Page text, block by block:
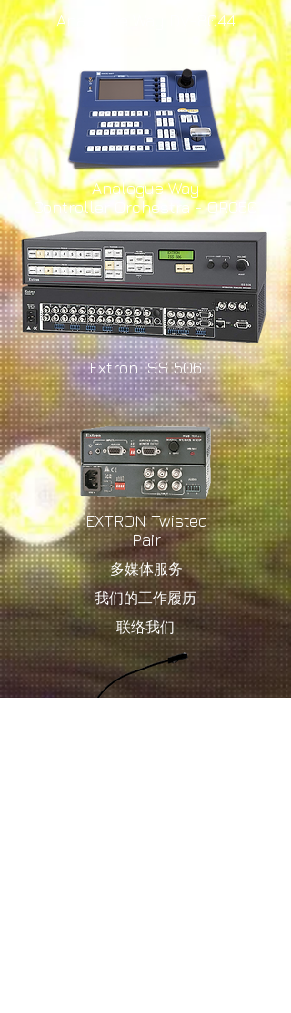
Analogue Way DV-8044
Analogue Way
Controller Orchestra - ORC50
EXTRON Twisted
Pair
Extron ISS 506
联络我们
我们的工作履历
多媒体服务